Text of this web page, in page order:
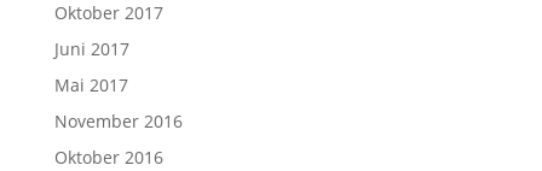
Oktober 2017
Juni 2017
Mai 2017
November 2016
Oktober 2016